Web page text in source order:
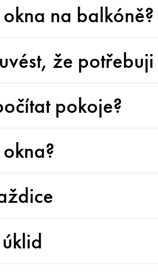
na balkóně?
že
pokoje?